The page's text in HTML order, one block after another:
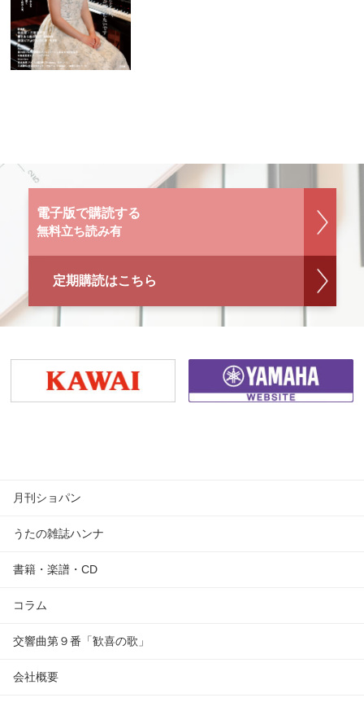
電子版で購読する
無料立ち読み有
定期購読はこちら
月刊ショパン
うたの雑誌ハンナ
書籍・楽譜・CD
コラム
交響曲第９番「歓喜の歌」
会社概要